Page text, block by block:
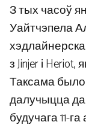
З тых часоў
Уайтчэпела
з Jinjer і
Таксама
далучыцца да
будучага 11-